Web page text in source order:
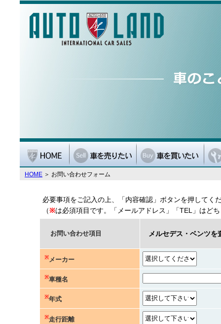
HOME ＞ お問い合わせフォーム
必要事項をご記入の上、「内容確認」ボタンを押してく
（※は必須項目です。「メールアドレス」「TEL」はど
お問い合わせ項目 メルセデス・ベンツを
※メーカー
※車種名
※年式
※走行距離